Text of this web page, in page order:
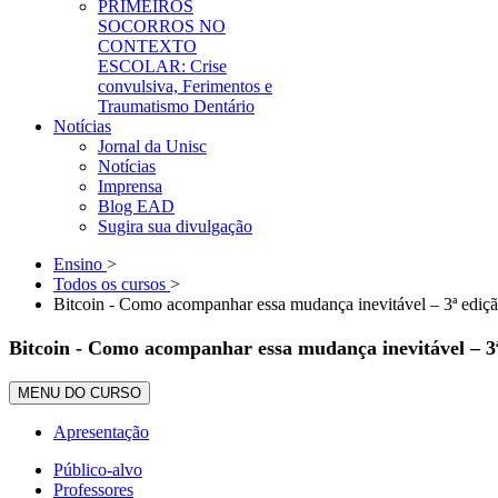
PRIMEIROS
SOCORROS NO
CONTEXTO
ESCOLAR: Crise
convulsiva, Ferimentos e
Traumatismo Dentário
Notícias
Jornal da Unisc
Notícias
Imprensa
Blog EAD
Sugira sua divulgação
Ensino >
Todos os cursos >
Bitcoin - Como acompanhar essa mudança inevitável – 3ª
Bitcoin - Como acompanhar essa mudança inevitável –
MENU DO CURSO
Apresentação
Público-alvo
Professores